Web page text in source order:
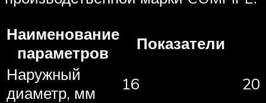
Наименование
параметров
Показатели
Наружный
диаметр, мм
16
20